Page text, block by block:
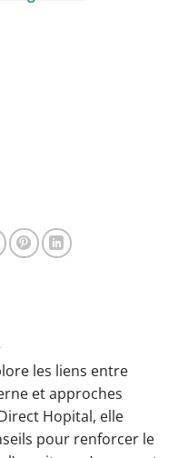
les liens entre
et approches
Hopital, elle
pour renforcer le